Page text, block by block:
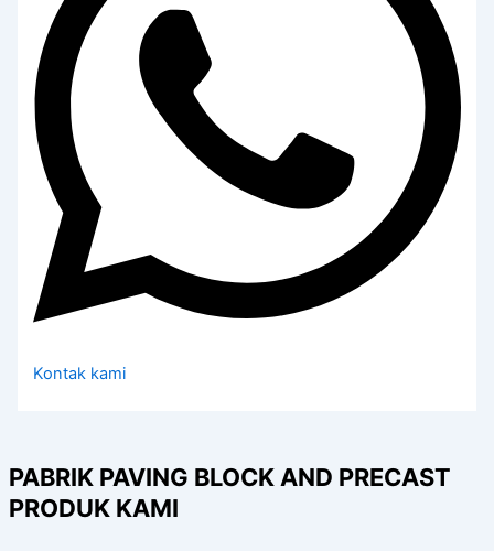
Kontak kami
PABRIK PAVING BLOCK AND PRECAST
PRODUK KAMI